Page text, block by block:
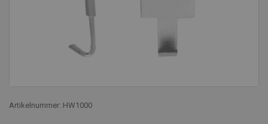
Artikelnummer: HW1000